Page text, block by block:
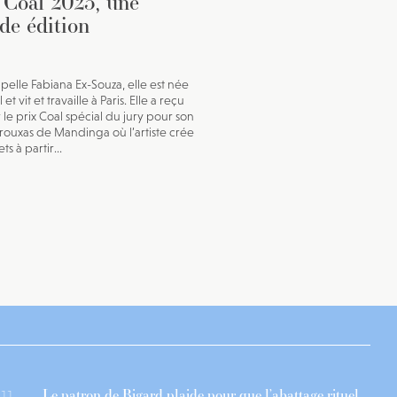
édition
Fabiana Ex-Souza, elle est née
et vit et travaille à Paris. Elle a reçu
le prix Coal spécial du jury pour son
de Mandinga où l’artiste crée
à partir...